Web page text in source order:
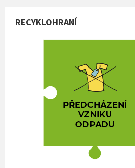
RECYKLOHRANÍ